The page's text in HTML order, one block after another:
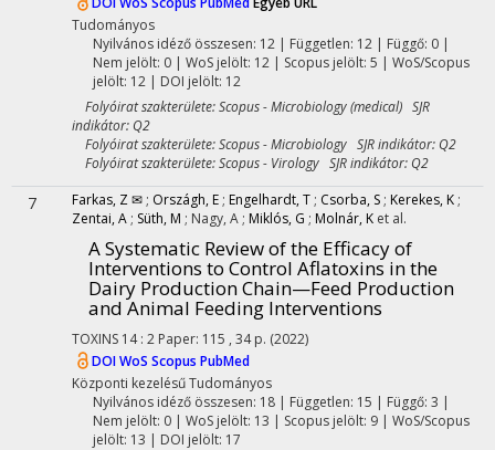
Tudományos
Nyilvános idéző összesen: 12| Független: 12 | Függő: 0 |
Nem jelölt: 0 | WoS jelölt: 12 | Scopus jelölt: 5 | WoS/Scopus
jelölt: 12 | DOI jelölt: 12
Folyóirat szakterülete: Scopus - Microbiology (medical) SJR
indikátor: Q2
Folyóirat szakterülete: Scopus - Microbiology SJR indikátor: Q2
Folyóirat szakterülete: Scopus - Virology SJR indikátor: Q2
7 Farkas, Z ✉ ; Országh, E ; Engelhardt, T ; Csorba, S ; Kerekes, K ;
Zentai, A ; Süth, M ; Nagy, A ; Miklós, G ; Molnár, K et al.
A Systematic Review of the Efficacy of
Interventions to Control Aflatoxins in the
Dairy Production Chain—Feed Production
and Animal Feeding Interventions
TOXINS 14: 2 Paper: 115 , 34 p. (2022)
DOIWoS Scopus PubMed
Központi kezelésűTudományos
Nyilvános idéző összesen: 18| Független: 15 | Függő: 3 |
Nem jelölt: 0 | WoS jelölt: 13 | Scopus jelölt: 9 | WoS/Scopus
jelölt: 13 | DOI jelölt: 17